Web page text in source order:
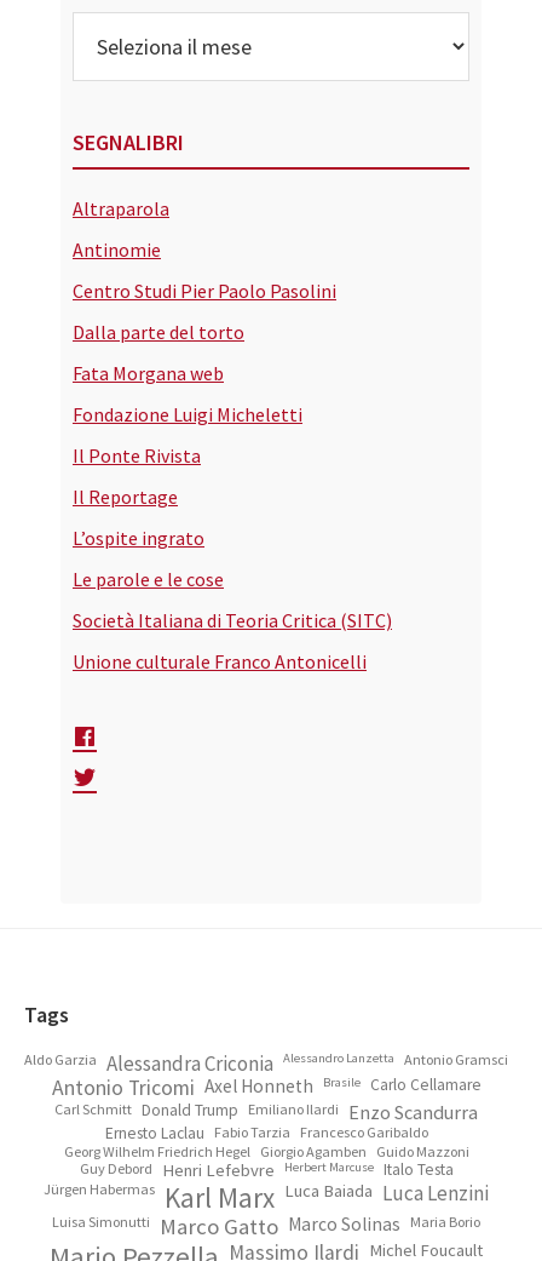
SEGNALIBRI
Altraparola
Antinomie
Centro Studi Pier Paolo Pasolini
Dalla parte del torto
Fata Morgana web
Fondazione Luigi Micheletti
Il Ponte Rivista
Il Reportage
L’ospite ingrato
Le parole e le cose
Società Italiana di Teoria Critica (SITC)
Unione culturale Franco Antonicelli
Footer
Tags
Aldo Garzia Alessandra Criconia Alessandro Lanzetta Antonio Gramsci
Antonio Tricomi Axel Honneth Brasile Carlo Cellamare
Carl Schmitt Donald Trump Emiliano Ilardi Enzo Scandurra
Ernesto Laclau Fabio Tarzia
Francesco Garibaldo
Georg Wilhelm Friedrich Hegel
Giorgio Agamben
Guido Mazzoni
Guy Debord
Henri Lefebvre Herbert Marcuse Italo Testa
Jürgen Habermas Karl Marx Luca Baiada Luca Lenzini
Luisa Simonutti Marco Gatto Marco Solinas Maria Borio
Massimo Ilardi Michel Foucault